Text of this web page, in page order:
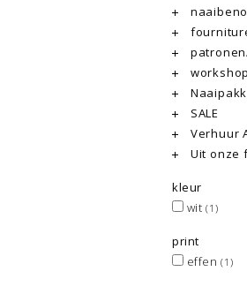
SALE
Verhuur
Uit onze
kleur
wit (1)
print
effen(1)